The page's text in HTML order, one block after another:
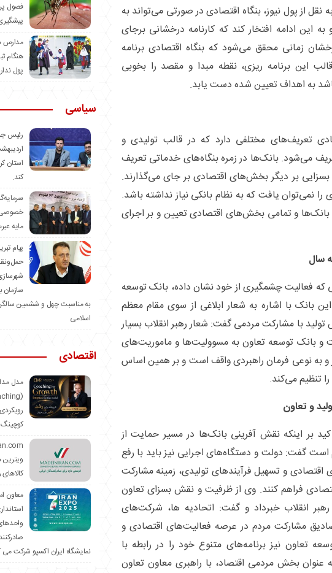
نقل از پول نیوز، بنگاه اقتصادی در صورتی می‌تواند به
این ادامه افتخار کند که کارنامه درخشانی برجای
زمانی محقق می‌شود که بنگاه اقتصادی برنامه
این برنامه ریزی، نقطه مبدا و مقصد را بخوبی
به اهداف تعیین شده دست یابد.
تعریف‌های مختلفی دارد که در قالب تولیدی و
می‌شود. بانک‌ها در زمره بنگاه‌های خدماتی تعریف
بسزایی بر دیگر بخش‌های اقتصادی بر جای می‌گذارند.
نمی‌توان یافت که به نظام بانکی نیاز نداشته باشد.
و تمامی بخش‌های اقتصادی تعیین و بر اجرای
سال
که فعالیت چشمگیری از خود نشان داده، بانک توسعه
بانک با اشاره به شعار ابلاغی از سوی مقام معظم
با مشارکت مردمی گفت: شعار رهبر انقلاب بسیار
و بانک توسعه تعاون به مسوولیت‌ها و ماموریت‌های
و به نوعی فرمان راهبردی واقف است و بر همین اساس
را تنظیم می‌کند.
و تعاون
بر اینکه نقش آفرینی بانک‌ها در مسیر حمایت از
است گفت: دولت و دستگاه‌های اجرایی نیز باید با رفع
اقتصادی و تسهیل فرآیند‌های تولیدی، زمینه مشارکت
فراهم کنند. وی از ظرفیت و نقش بسزای تعاون
انقلاب خبرداد و گفت: اتحادیه ها، شرکت‌های
مشارکت مردم در عرصه فعالیت‌های اقتصادی و
تعاون نیز برنامه‌های متنوع خود را در رابطه با
بخش مردمی اقتصاد، با راهبری معاون تعاون
فصول
مدارس
هنگام
پول
سیاسی
رئیس
استان
کند.
خصوصی
مایه
️پیام
سازمان
به مناسبت چهل و ششمین
اسلامی
اقتصادی
مدل
ویترین
معاون
نمایشگاه ایران اکسپو شرکت می